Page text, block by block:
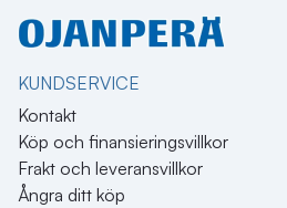
KUNDSERVICE
Kontakt
Köp och finansieringsvillkor
Frakt och leveransvillkor
Ångra ditt köp